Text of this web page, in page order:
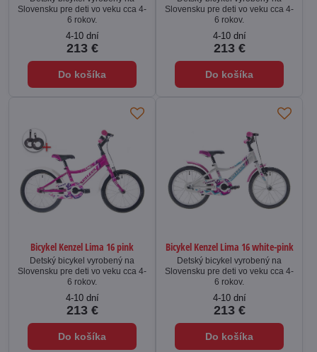
Slovensku pre deti vo veku cca 4-
6 rokov.
4-10 dní
213 €
Do košíka
Slovensku pre deti vo veku cca 4-
6 rokov.
4-10 dní
213 €
Do košíka
Bicykel Kenzel Lima 16 pink
Detský bicykel vyrobený na
Slovensku pre deti vo veku cca 4-
6 rokov.
4-10 dní
213 €
Do košíka
Bicykel Kenzel Lima 16 white-pink
Detský bicykel vyrobený na
Slovensku pre deti vo veku cca 4-
6 rokov.
4-10 dní
213 €
Do košíka